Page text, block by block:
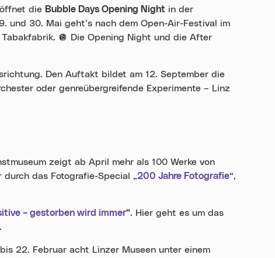
die Bubble Days Opening Night in der
und 30. Mai geht’s nach dem Open-Air-Festival im
🪩 Die Opening Night und die After
Den Auftakt bildet am 12. September die
oder genreübergreifende Experimente – Linz
zeigt ab April mehr als 100 Werke von
das Fotografie-Special „200 Jahre Fotografie“,
– gestorben wird immer“. Hier geht es um das
22. Februar acht Linzer Museen unter einem